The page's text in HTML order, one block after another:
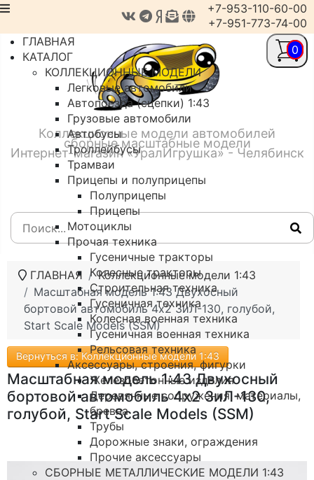
Коллекционные модели автомобилей
сборные масштабные модели
Интернет-магазин «УралИгрушка» - Челябинск
+7-953-110-60-00
+7-951-773-74-00
ГЛАВНАЯ
КАТАЛОГ
КОЛЛЕКЦИОННЫЕ МОДЕЛИ
Легковые автомобили
Автопоезда (сцепки) 1:43
Грузовые автомобили
Автобусы
Троллейбусы
Трамваи
Прицепы и полуприцепы
Полуприцепы
Прицепы
Мотоциклы
Прочая техника
Гусеничные тракторы
Колесные тракторы
Строительная техника
Гусеничная техника
Колесная военная техника
Гусеничная военная техника
Рельсовая техника
Аксессуары, строения, фигурки
Железобетонные изделия
Деревянные сооружения, материалы,
бревна
Трубы
Дорожные знаки, ограждения
Прочие аксессуары
СБОРНЫЕ МЕТАЛЛИЧЕСКИЕ МОДЕЛИ 1:43
ГЛАВНАЯ
Коллекционные модели 1:43
Масштабная модель 1:43 Двухосный
бортовой автомобиль 4х2 ЗиЛ-130, голубой,
Start Scale Models (SSM)
Вернуться в: Коллекционные модели 1:43
Масштабная модель 1:43 Двухосный
бортовой автомобиль 4х2 ЗиЛ-130,
голубой, Start Scale Models (SSM)
0